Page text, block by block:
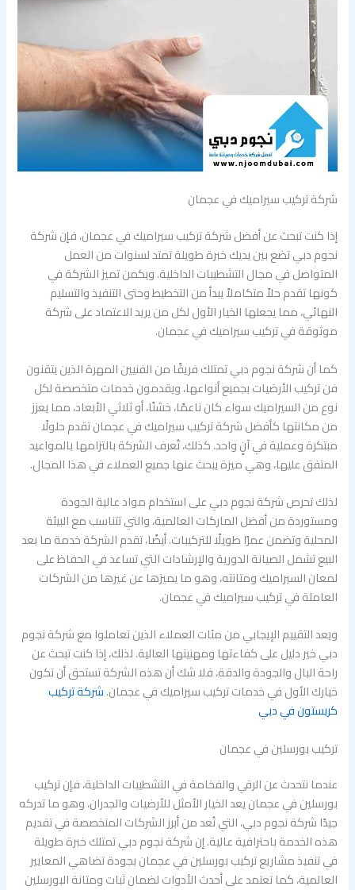
شركة تركيب سيراميك في عجمان
إذا كنت تبحث عن أفضل شركة تركيب سيراميك في عجمان، فإن شركة
نجوم دبي تضع بين يديك خبرة طويلة تمتد لسنوات من العمل
المتواصل في مجال التشطيبات الداخلية. ويكمن تميز الشركة في
كونها تقدم حلاً متكاملاً يبدأ من التخطيط وحتى التنفيذ والتسليم
النهائي، مما يجعلها الخيار الأول لكل من يريد الاعتماد على شركة
موثوقة في تركيب سيراميك في عجمان.
كما أن شركة نجوم دبي تمتلك فريقًا من الفنيين المهرة الذين يتقنون
فن تركيب الأرضيات بجميع أنواعها، ويقدمون خدمات متخصصة لكل
نوع من السيراميك سواء كان ناعمًا، خشنًا، أو ثلاثي الأبعاد، مما يعزز
من مكانتها كأفضل شركة تركيب سيراميك في عجمان تقدم حلولًا
مبتكرة وعملية في آنٍ واحد. كذلك، تُعرف الشركة بالتزامها بالمواعيد
المتفق عليها، وهي ميزة يبحث عنها جميع العملاء في هذا المجال.
لذلك تحرص شركة نجوم دبي على استخدام مواد عالية الجودة
ومستوردة من أفضل الماركات العالمية، والتي تتناسب مع البيئة
المحلية وتضمن عمرًا طويلًا للتركيبات. أيضًا، تقدم الشركة خدمة ما بعد
البيع تشمل الصيانة الدورية والإرشادات التي تساعد في الحفاظ على
لمعان السيراميك ومتانته، وهو ما يميزها عن غيرها من الشركات
العاملة في تركيب سيراميك في عجمان.
ويعد التقييم الإيجابي من مئات العملاء الذين تعاملوا مع شركة نجوم
دبي خير دليل على كفاءتها ومهنيتها العالية. لذلك، إذا كنت تبحث عن
راحة البال والجودة والدقة، فلا شك أن هذه الشركة تستحق أن تكون
خيارك الأول في خدمات تركيب سيراميك في عجمان.شركة تركيب
كربستون في دبي
تركيب بورسلين في عجمان
عندما نتحدث عن الرقي والفخامة في التشطيبات الداخلية، فإن تركيب
بورسلين في عجمان يعد الخيار الأمثل للأرضيات والجدران، وهو ما تدركه
جيدًا شركة نجوم دبي، التي تُعد من أبرز الشركات المتخصصة في تقديم
هذه الخدمة باحترافية عالية. إن شركة نجوم دبي تمتلك خبرة طويلة
في تنفيذ مشاريع تركيب بورسلين في عجمان بجودة تضاهي المعايير
العالمية، كما تعتمد على أحدث الأدوات لضمان ثبات ومتانة البورسلين